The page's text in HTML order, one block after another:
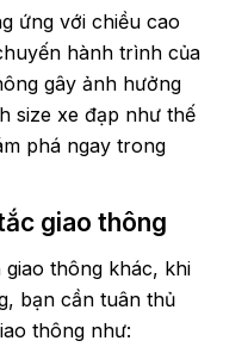
ứng với chiều cao
hành trình của
gây ảnh hưởng
size xe đạp như thế
phá ngay trong
giao thông
thông khác, khi
bạn cần tuân thủ
thông như: